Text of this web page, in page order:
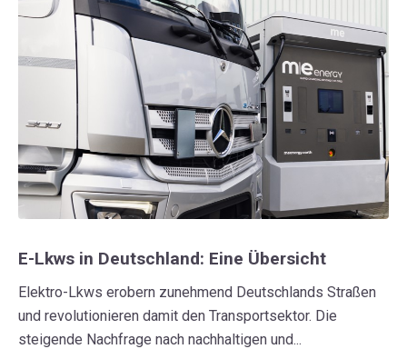
E-Lkws in Deutschland: Eine Übersicht
Elektro-Lkws erobern zunehmend Deutschlands Straßen
und revolutionieren damit den Transportsektor. Die
steigende Nachfrage nach nachhaltigen und...